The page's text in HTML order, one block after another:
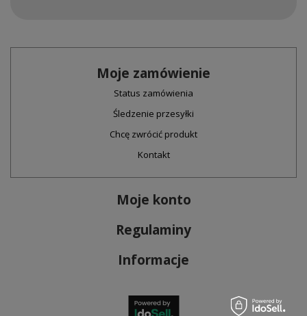
Moje zamówienie
Status zamówienia
Śledzenie przesyłki
Chcę zwrócić produkt
Kontakt
Moje konto
Regulaminy
Informacje